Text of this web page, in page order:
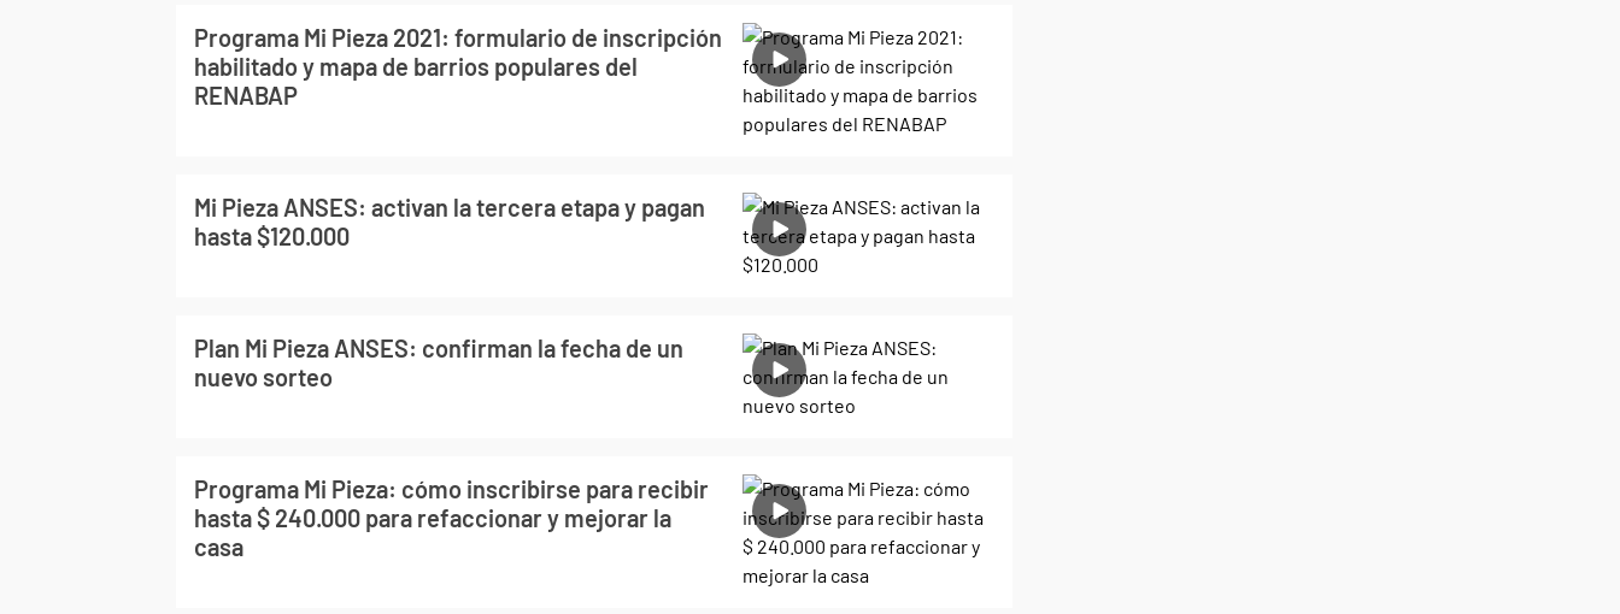
Programa Mi Pieza 2021: formulario de inscripción
habilitado y mapa de barrios populares del
RENABAP
Mi Pieza ANSES: activan la tercera etapa y pagan
hasta $120.000
Plan Mi Pieza ANSES: confirman la fecha de un
nuevo sorteo
Programa Mi Pieza: cómo inscribirse para recibir
hasta $ 240.000 para refaccionar y mejorar la
casa